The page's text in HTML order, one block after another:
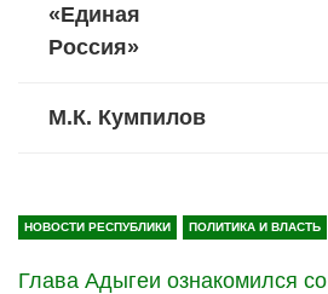
«Единая
Россия»
М.К. Кумпилов
НОВОСТИ РЕСПУБЛИКИ ПОЛИТИКА И ВЛАСТЬ
Глава Адыгеи ознакомился со